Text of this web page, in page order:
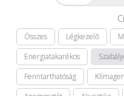
Összes Légkezelő
Energiatakarékos
Fenntarthatóság